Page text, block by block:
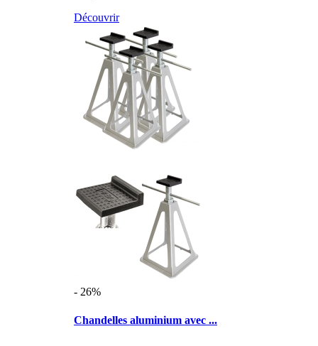
Découvrir
- 26%
Chandelles aluminium avec ...